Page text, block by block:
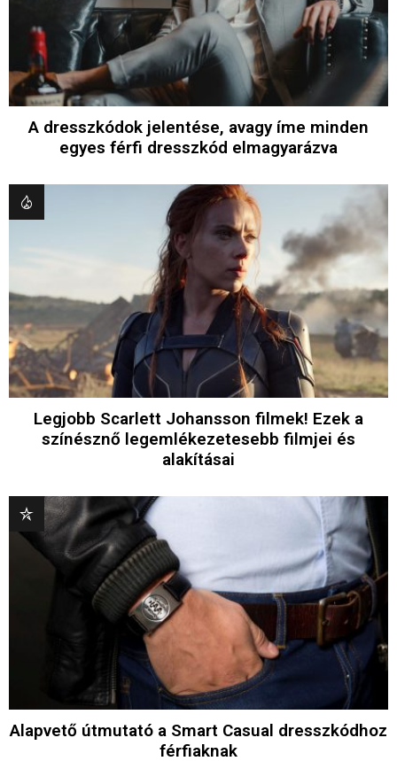
A dresszkódok jelentése, avagy íme minden
egyes férfi dresszkód elmagyarázva
Legjobb Scarlett Johansson filmek! Ezek a
színésznő legemlékezetesebb filmjei és
alakításai
Alapvető útmutató a Smart Casual dresszkódhoz
férfiaknak